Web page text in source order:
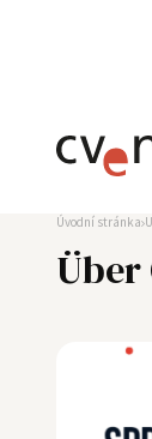
Úvodní stránka